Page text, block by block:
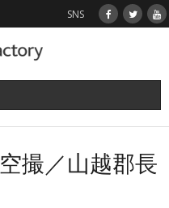
SNS
空撮／山越郡長